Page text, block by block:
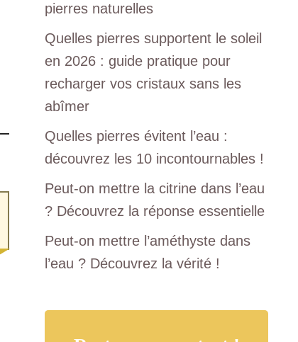
pierres naturelles
Quelles pierres supportent le soleil
en 2026 : guide pratique pour
recharger vos cristaux sans les
abîmer
Quelles pierres évitent l’eau :
découvrez les 10 incontournables !
Peut-on mettre la citrine dans l’eau
? Découvrez la réponse essentielle
Peut-on mettre l’améthyste dans
l’eau ? Découvrez la vérité !